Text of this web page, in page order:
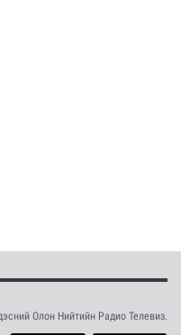
Олон Нийтийн Радио Телевиз.